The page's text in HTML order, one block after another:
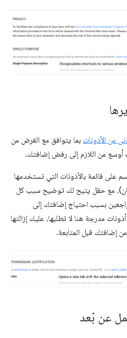
من الأذونات بما يتوافق مع الغرض من
أوسع من اللازم إلى رفض إضافتك.
على قائمة بالأذونات التي تستخدمها
مع حقل يتيح لك توضيح سبب كل
بسبب احتياج إضافتك إلى
مدرجة هنا لا تطلبها، عليك إزالتها
إضافتك قبل المتابعة.
عن بُعد